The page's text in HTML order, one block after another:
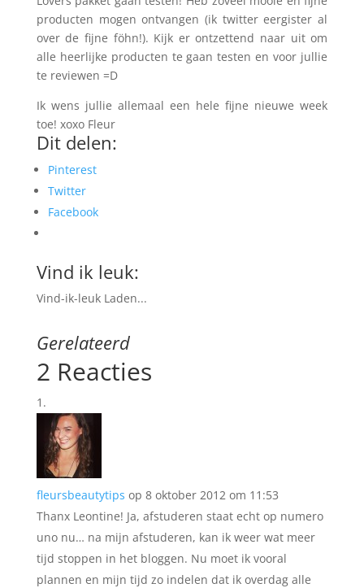
producten mogen ontvangen (ik twitter eergister al
over de fijne föhn!). Kijk er ontzettend naar uit om
alle heerlijke producten te gaan testen en voor jullie
te reviewen =D
Ik wens jullie allemaal een hele fijne nieuwe week
toe! xoxo Fleur
Dit delen:
Pinterest
Twitter
Facebook
Vind ik leuk:
Vind-ik-leuk Laden...
Gerelateerd
2 Reacties
fleursbeautytips op 8 oktober 2012 om 11:53
Thanx Leontine! Ja, afstuderen staat echt op numero
uno nu… na mijn afstuderen, kan ik weer wat meer
tijd stoppen in het bloggen. Nu moet ik vooral
plannen en mijn tijd zo indelen dat ik overdag alle